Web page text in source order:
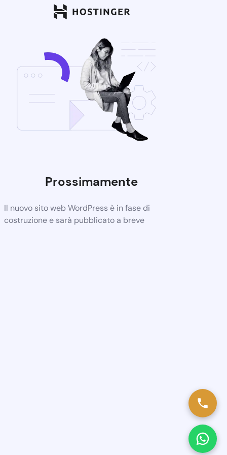
Prossimamente
Il nuovo sito web WordPress è in fase di
costruzione e sarà pubblicato a breve